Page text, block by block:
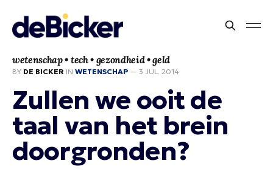
wetenschap • tech • gezondheid • geld
BY DE BICKER IN WETENSCHAP — 3 JUL. 2014
Zullen we ooit de
taal van het brein
doorgronden?